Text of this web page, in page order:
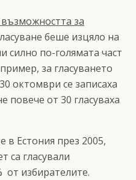
за
беше изцяло на
силно по-голямата част
за гласуването
октомври се записаха
повече от 30 гласуваха
в Естония през 2005,
са гласували
избирателите.